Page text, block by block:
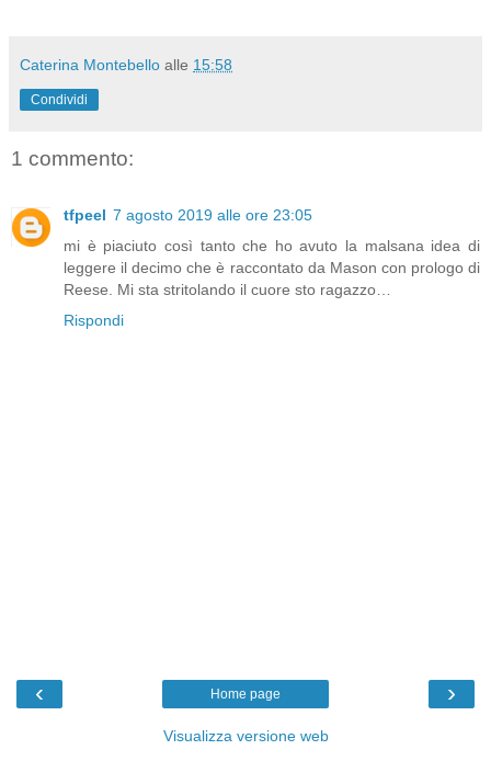
Caterina Montebello alle 15:58
Condividi
1 commento:
tfpeel 7 agosto 2019 alle ore 23:05
mi è piaciuto così tanto che ho avuto la malsana idea di
leggere il decimo che è raccontato da Mason con prologo di
Reese. Mi sta stritolando il cuore sto ragazzo…
Rispondi
‹ ›
Home page
Visualizza versione web